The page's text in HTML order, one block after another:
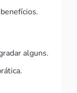
alguns.